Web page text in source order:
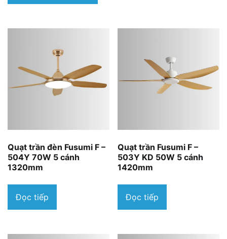
Quạt trần đèn Fusumi F –
504Y 70W 5 cánh
1320mm
Đọc tiếp
Quạt trần Fusumi F –
503Y KD 50W 5 cánh
1420mm
Đọc tiếp